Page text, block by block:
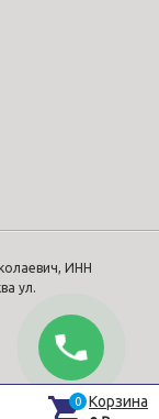
ИНН
ул.
0 Корзина